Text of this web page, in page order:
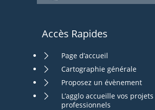
Accès Rapides
Page d’accueil
Cartographie générale
Proposez un évènement
L’agglo accueille vos projets
professionnels